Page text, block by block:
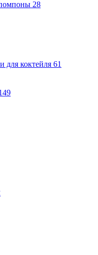
28
для коктейля 61